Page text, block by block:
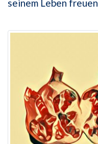
seinem Leben freuen.